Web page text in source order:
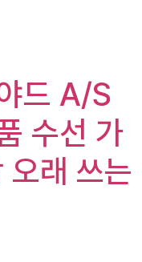
드 A/S
수선 가
오래 쓰는